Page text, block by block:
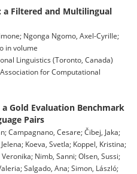
a Filtered and Multilingual
Ngonga Ngomo, Axel-Cyrille;
in volume
Linguistics (Toronto, Canada)
for Computational
a Gold Evaluation Benchmark
Pairs
Campagnano, Cesare; Čibej, Jaka;
Koeva, Svetla; Koppel, Kristina;
Nimb, Sanni; Olsen, Sussi;
Salgado, Ana; Simon, László;